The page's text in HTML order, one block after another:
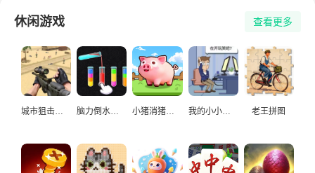
休闲游戏 查看更多
城市狙击手游戏 脑力倒水挑战 小猪消猪猪游戏 我的小小人生 老王拼图